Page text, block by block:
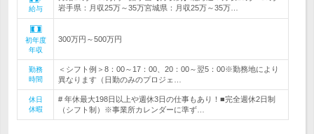
給与
岩手県：月収25万～35万宮城県：月収25万～35万…
初年度
年収
300万円～500万円
勤務
時間
＜シフト例＞8：00～17：00、20：00～翌5：00※勤務地により
異なります（日勤のみのプロジェ…
休日
休暇
# 年休最大198日以上や週休3日の仕事もあり！■完全週休2日制
（シフト制）※事業所カレンダーに準ず…